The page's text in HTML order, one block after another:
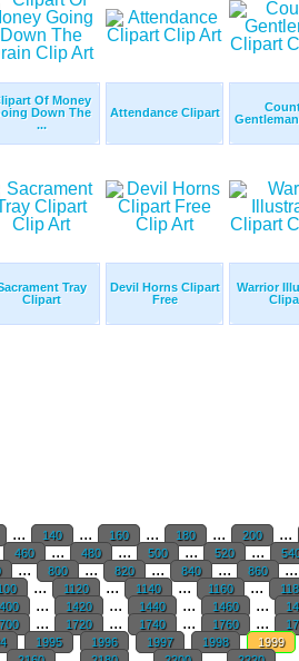
Of Money
Down The
...
Attendance Clipart
Tray
Clipart
Devil Horns Clipart
Free
Warrior
... 140 ... 160 ... 180 ... 200 ...
460 ... 480 ... 500 ... 520 ...
... 800 ... 820 ... 840 ... 860
... 1120 ... 1140 ... 1160 ...
... 1420 ... 1440 ... 1460 ...
... 1720 ... 1740 ... 1760 ...
1995 1996 1997 1998 1999